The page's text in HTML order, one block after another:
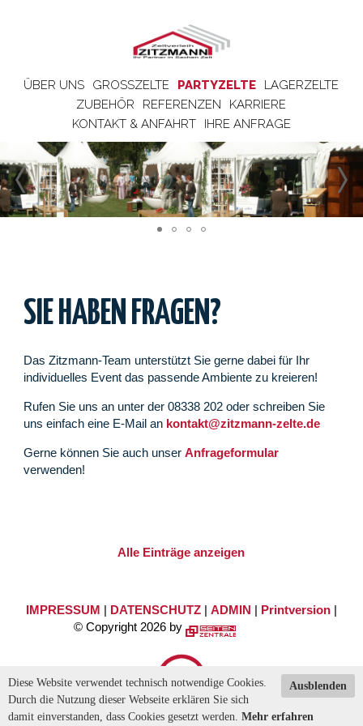
ÜBER UNS GROSSZELTE PARTYZELTE
LAGERZELTE
ZUBEHÖR
REFERENZEN
KARRIERE
KONTAKT & ANFAHRT
IHRE ANFRAGE
SIE HABEN FRAGEN?
Das Zitzmann-Team unterstützt Sie gerne dabei für Ihr
individuelles Event das passende Ambiente zu kreieren!
Rufen Sie uns an unter der 08338 202 oder schreiben Sie
uns einfach eine E-Mail an kontakt@zitzmann-zelte.de
Gerne können Sie auch unserAnfrageformular
verwenden!
Alle Einträge anzeigen
IMPRESSUM | DATENSCHUTZ| ADMIN | Printversion|
© Copyright 2026 by
Ausblenden
Diese Website verwendet technisch notwendige Cookies.
Durch die Nutzung dieser Webseite erklären Sie sich
damit einverstanden, dass Cookies gesetzt werden. Mehr erfahren